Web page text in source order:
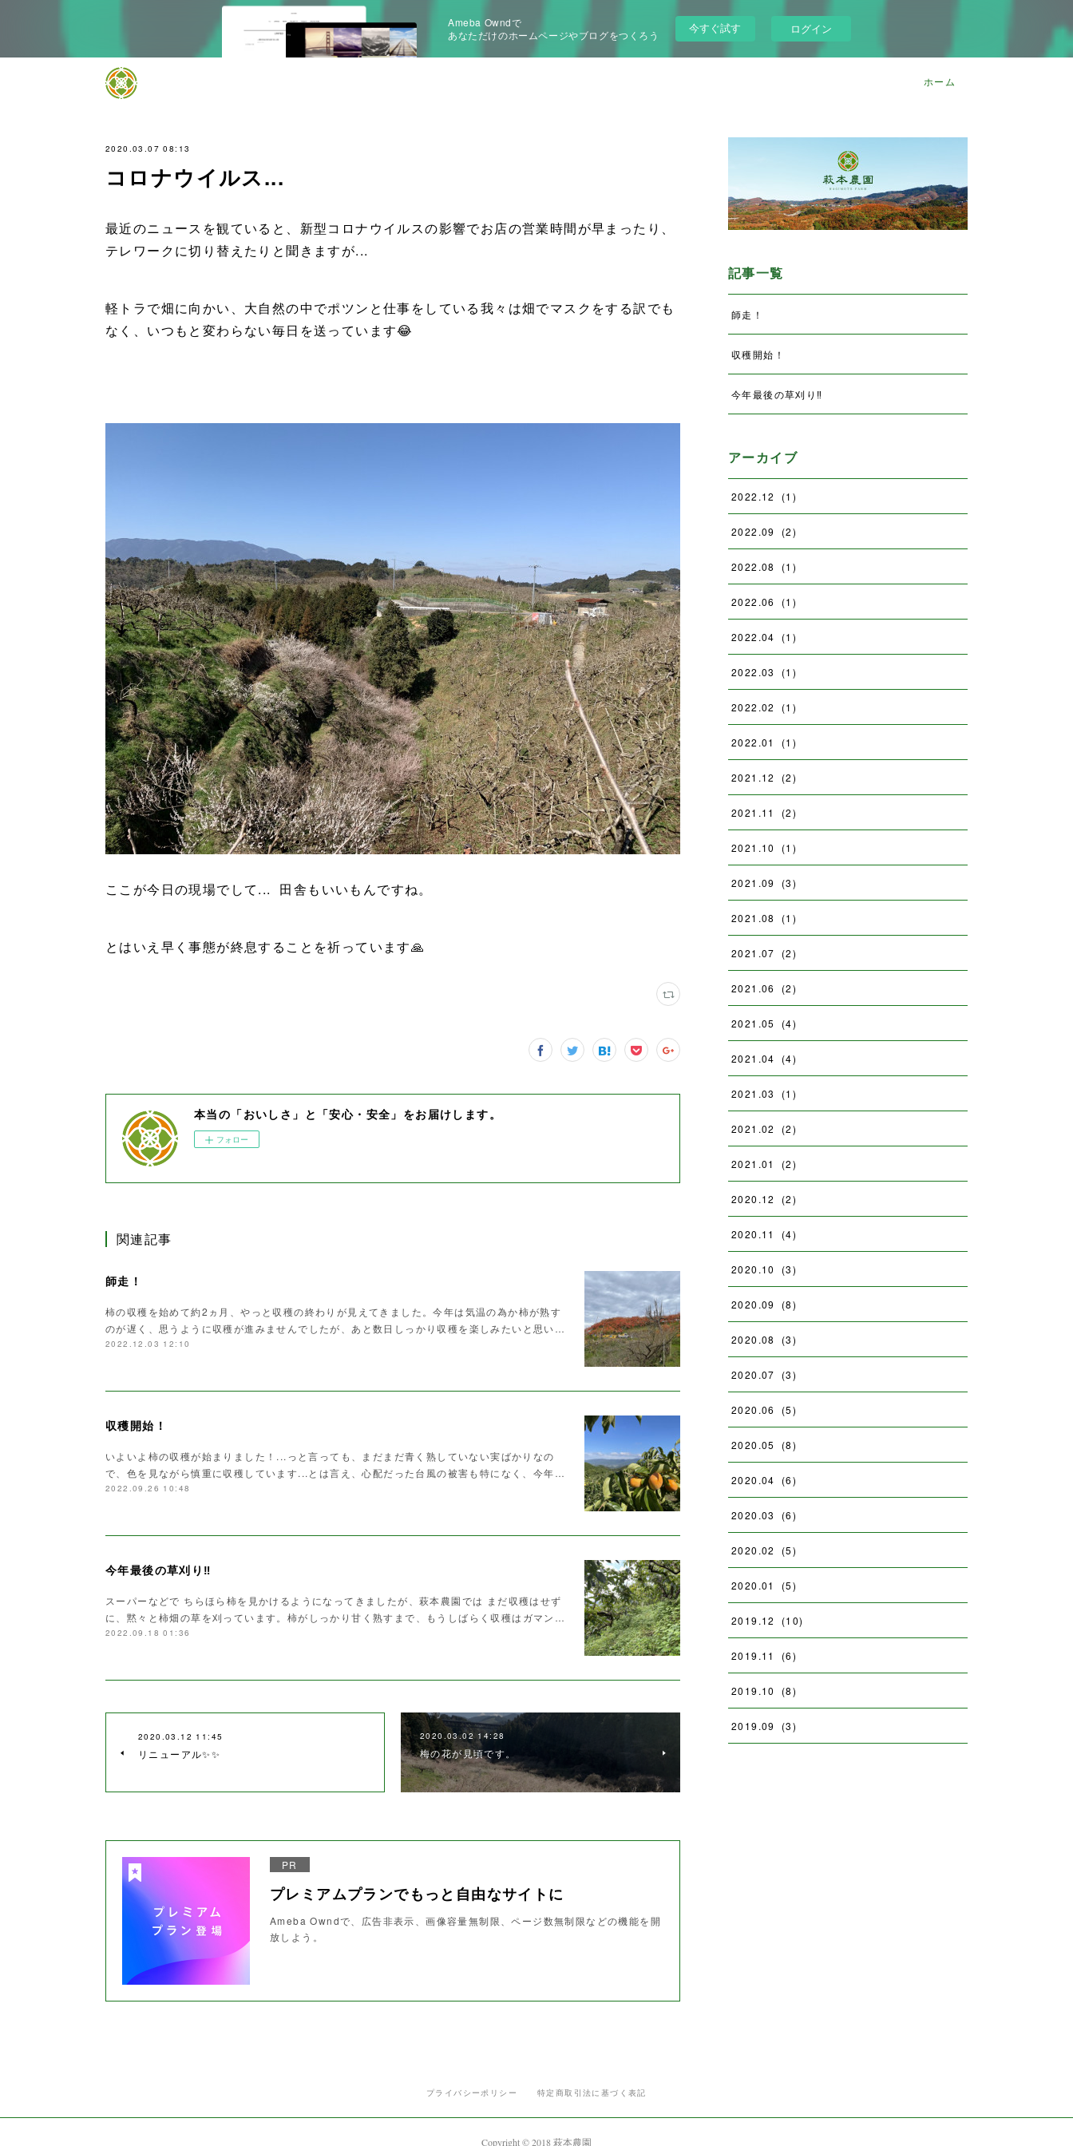
Ameba Owndで
あなただけのホームページやブログをつくろう
今すぐ試す ログイン
ホーム
2020.03.07 08:13
コロナウイルス...
最近のニュースを観ていると、新型コロナウイルスの影響でお店の営業時間が早まったり、
テレワークに切り替えたりと聞きますが...
軽トラで畑に向かい、大自然の中でポツンと仕事をしている我々は畑でマスクをする訳でも
なく、いつもと変わらない毎日を送っています😂
ここが今日の現場でして... 田舎もいいもんですね。
とはいえ早く事態が終息することを祈っています🙏
本当の「おいしさ」と「安心・安全」をお届けします。
フォロー
関連記事
師走！
柿の収穫を始めて約2ヵ月、やっと収穫の終わりが見えてきました。今年は気温の為か柿が熟す
のが遅く、思うように収穫が進みませんでしたが、あと数日しっかり収穫を楽しみたいと思い…
2022.12.03 12:10
収穫開始！
いよいよ柿の収穫が始まりました！...っと言っても、まだまだ青く熟していない実ばかりなの
で、色を見ながら慎重に収穫しています...とは言え、心配だった台風の被害も特になく、今年…
2022.09.26 10:48
今年最後の草刈り‼️
スーパーなどで ちらほら柿を見かけるようになってきましたが、萩本農園では まだ収穫はせず
に、黙々と柿畑の草を刈っています。柿がしっかり甘く熟すまで、もうしばらく収穫はガマン…
2022.09.18 01:36
2020.03.12 11:45
リニューアル✨✨
2020.03.02 14:28
梅の花が見頃です。
PR
プレミアムプランでもっと自由なサイトに
Ameba Owndで、広告非表示、画像容量無制限、ページ数無制限などの機能を開
放しよう。
記事一覧
師走！
収穫開始！
今年最後の草刈り‼️
アーカイブ
2022 .12 (1 )
2022 .09 (2)
2022 .08 (1 )
2022 .06 (1 )
2022 .04 (1 )
2022 .03 (1 )
2022 .02 (1 )
2022 .01 (1 )
2021 .12 (2)
2021 .11 (2)
2021 .10 (1 )
2021 .09 (3)
2021 .08 (1 )
2021 .07 (2)
2021 .06 (2)
2021 .05 (4)
2021 .04 (4)
2021 .03 (1 )
2021 .02 (2)
2021 .01 (2)
2020 .12 (2)
2020 .11 (4)
2020 .10 (3)
2020 .09 (8)
2020 .08 (3)
2020 .07 (3)
2020 .06 (5)
2020 .05 (8)
2020 .04 (6)
2020 .03 (6)
2020 .02 (5)
2020 .01 (5)
2019 .12 (10)
2019 .11 (6)
2019 .10 (8)
2019 .09 (3)
プライバシーポリシー 特定商取引法に基づく表記
Copyright © 2018 萩本農園